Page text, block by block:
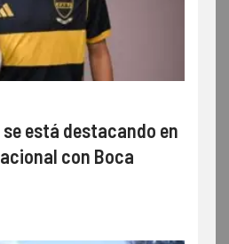
está destacando en
con Boca